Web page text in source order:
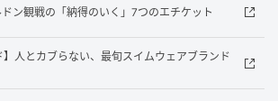
ン観戦の「納得のいく」7つのエチケット
】人とカブらない、最旬スイムウェアブランド